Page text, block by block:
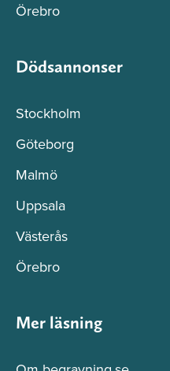
Örebro
Dödsannonser
Stockholm
Göteborg
Malmö
Uppsala
Västerås
Örebro
Mer läsning